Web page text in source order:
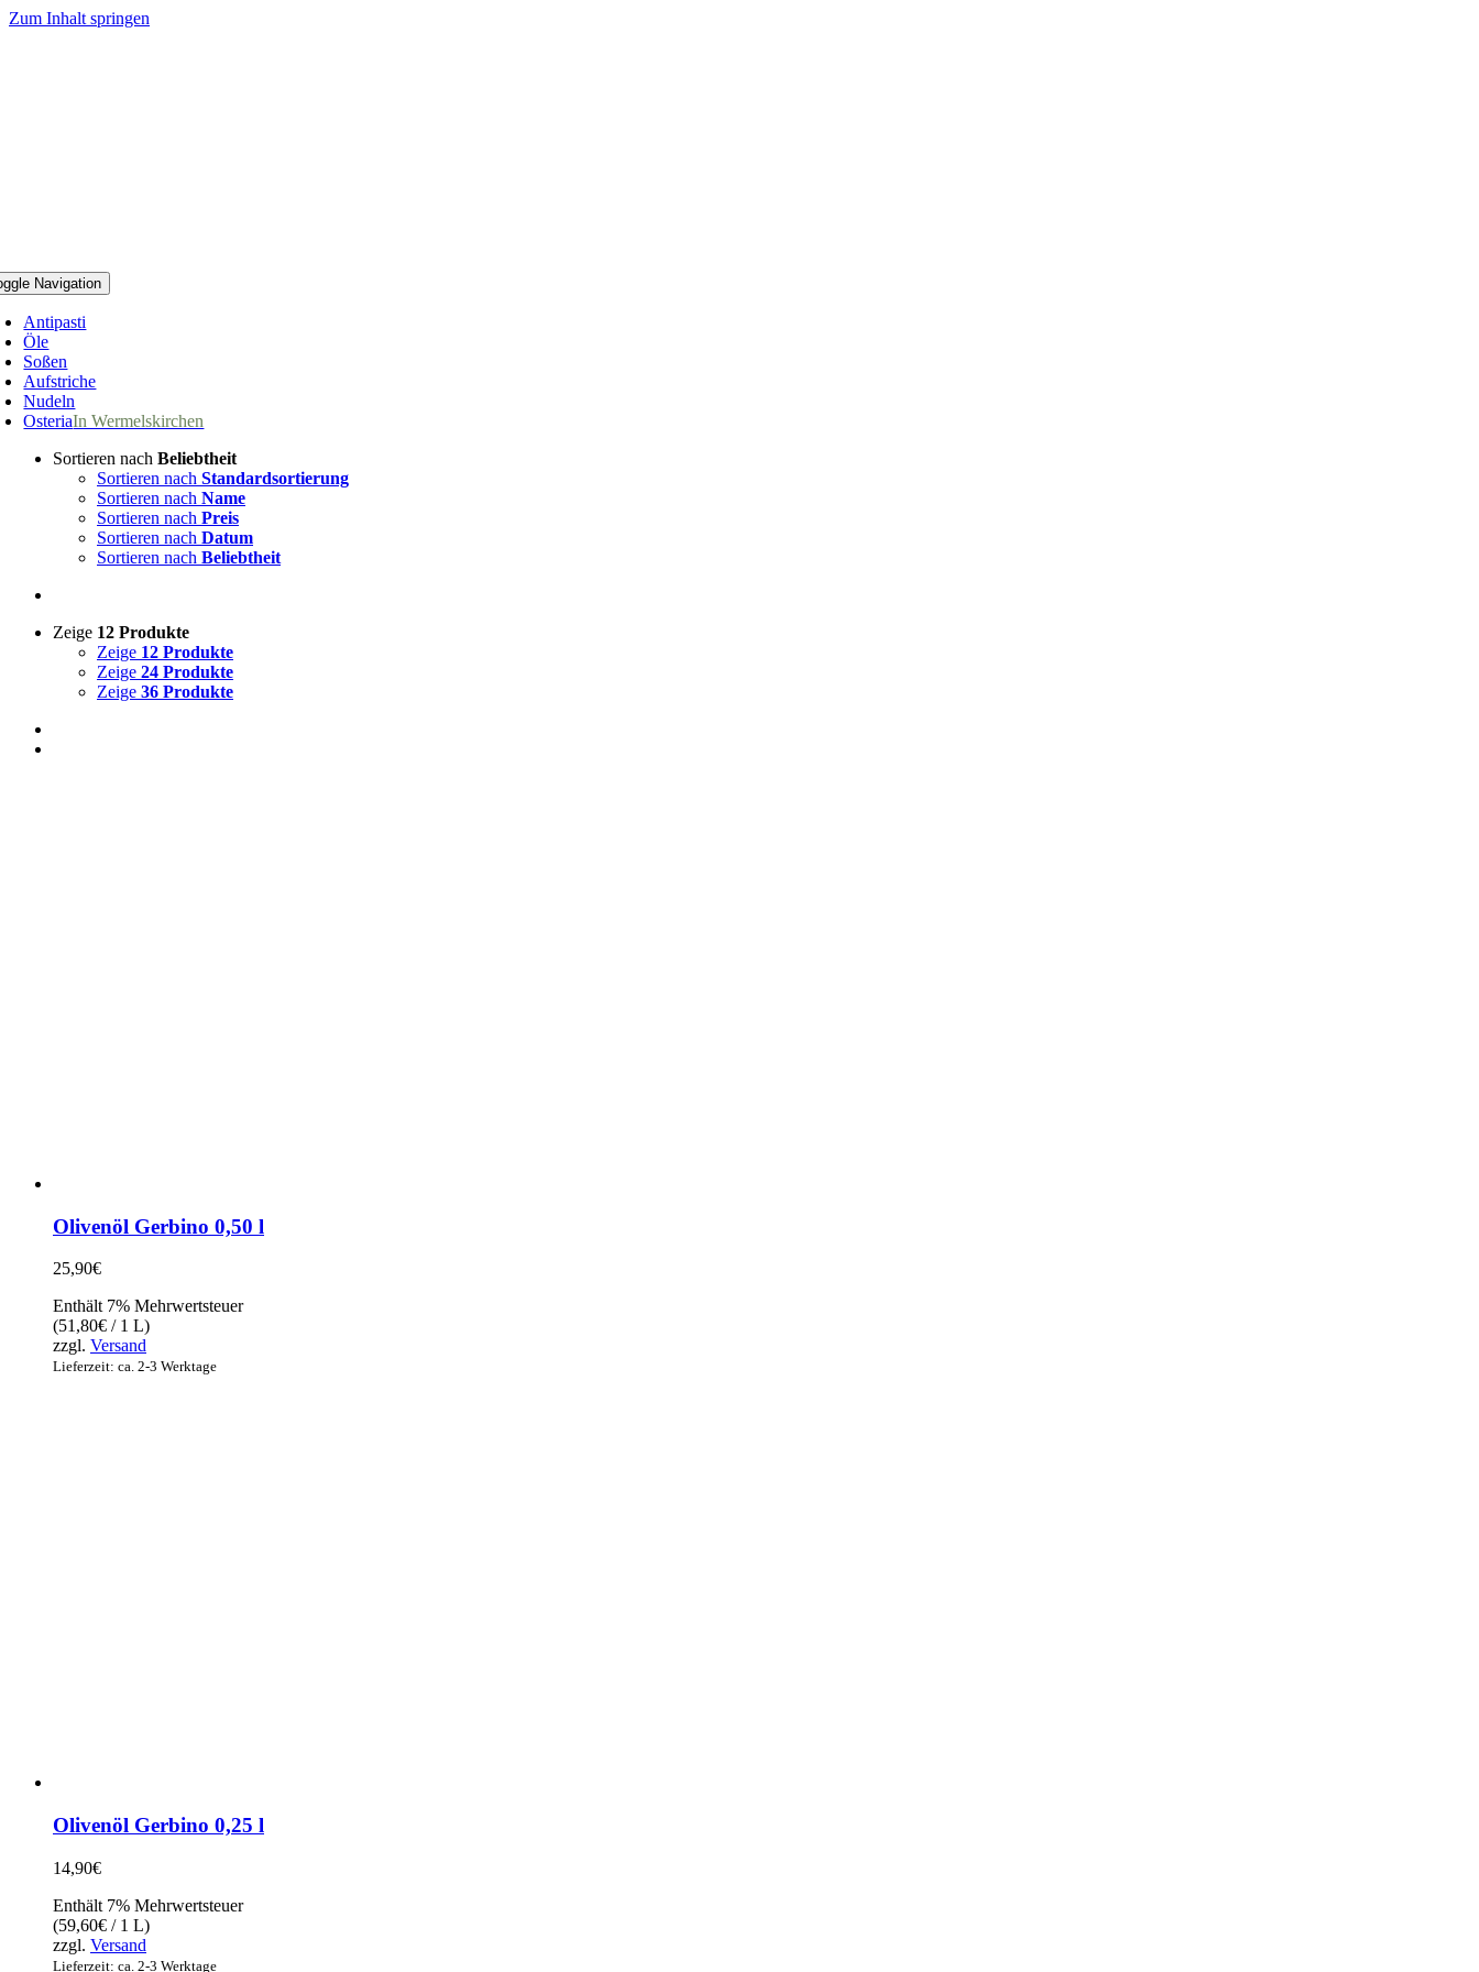
Zum Inhalt springen
Navigation
Antipasti
Öle
Soßen
Aufstriche
Nudeln
OsteriaIn Wermelskirchen
Sortieren nach Beliebtheit
Sortieren nach Standardsortierung
Sortieren nach Name
Sortieren nach Preis
Sortieren nach Datum
Sortieren nach Beliebtheit
Zeige 12 Produkte
Zeige 12 Produkte
Zeige 24 Produkte
Zeige 36 Produkte
Olivenöl Gerbino 0,50 l
25,90€
Enthält 7% Mehrwertsteuer
(51,80€ / 1 L)
zzgl. Versand
Lieferzeit: ca. 2-3 Werktage
Olivenöl Gerbino 0,25 l
14,90€
Enthält 7% Mehrwertsteuer
(59,60€ / 1 L)
zzgl. Versand
Lieferzeit: ca. 2-3 Werktage